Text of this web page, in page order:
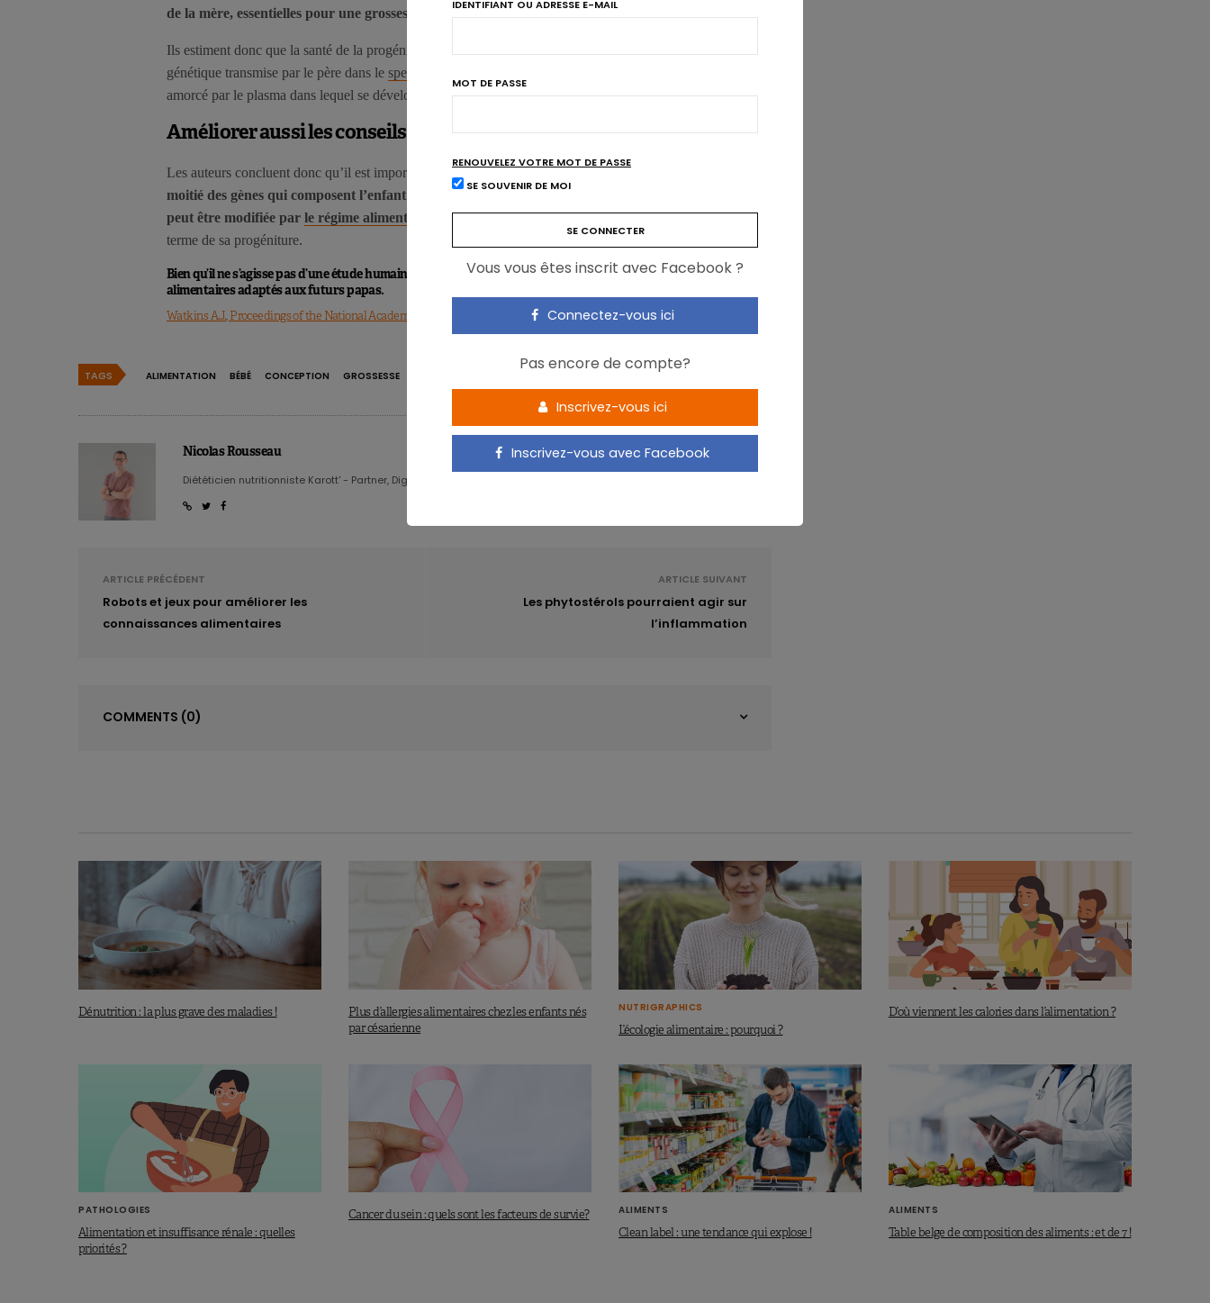
de la mère, essentielles pour une grossesse en bonne santé.
Ils estiment donc que la santé de la progéniture est affectée à la fois par la qualité de l’information
génétique transmise par le père dans le sperme
amorcé par le plasma dans lequel se développera l’embryon.
Améliorer aussi les conseils diététiques des futurs pères
Les auteurs concluent donc qu’il est important de reconnaître que
moitié des gènes qui composent l’enfant
peut être modifiée par le régime alimentaire du père, ce qui peut également influer sur la santé à long
terme de sa progéniture.
Bien qu’il ne s’agisse pas d’une étude humaine, ces données pourraient ouvrir la voie à des conseils
alimentaires adaptés aux futurs papas.
Watkins A.J., Proceedings of the National Academy of Sciences, 2018; 201806333.
TAGS ALIMENTATION BÉBÉ CONCEPTION GROSSESSE
Nicolas Rousseau
Diététicien nutritionniste Karott' - Partner, Digital Expert & Nutrition Strategist
ARTICLE PRÉCÉDENT
Robots et jeux pour améliorer les
connaissances alimentaires
ARTICLE SUIVANT
Les phytostérols pourraient agir sur
l’inflammation
COMMENTS (0)
Dénutrition : la plus grave des maladies !
Plus d’allergies alimentaires chez les enfants nés
par césarienne
NUTRIGRAPHICS
L’écologie alimentaire : pourquoi ?
D’où viennent les calories dans l’alimentation ?
PATHOLOGIES
Alimentation et insuffisance rénale : quelles
priorités ?
Cancer du sein : quels sont les facteurs de survie? ALIMENTS
Clean label : une tendance qui explose !
ALIMENTS
Table belge de composition des aliments : et de 7 !
IDENTIFIANT OU ADRESSE E-MAIL
MOT DE PASSE
RENOUVELEZ VOTRE MOT DE PASSE
SE SOUVENIR DE MOI
Vous vous êtes inscrit avec Facebook ?
Connectez-vous ici
Pas encore de compte?
Inscrivez-vous ici
Inscrivez-vous avec Facebook